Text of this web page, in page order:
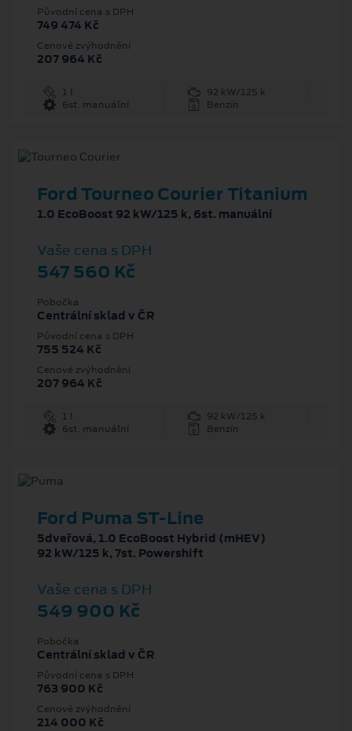
Původní cena s DPH
749 474 Kč
Cenové zvýhodnění
207 964 Kč
1 l
92 kW/125 k
6st. manuální
Benzín
Ford Tourneo Courier Titanium
1.0 EcoBoost 92 kW/125 k, 6st. manuální
Vaše cena s DPH
547 560 Kč
Pobočka
Centrální sklad v ČR
Původní cena s DPH
755 524 Kč
Cenové zvýhodnění
207 964 Kč
1 l
92 kW/125 k
6st. manuální
Benzín
Ford Puma ST-Line
5dveřová, 1.0 EcoBoost Hybrid (mHEV)
92 kW/125 k, 7st. Powershift
Vaše cena s DPH
549 900 Kč
Pobočka
Centrální sklad v ČR
Původní cena s DPH
763 900 Kč
Cenové zvýhodnění
214 000 Kč